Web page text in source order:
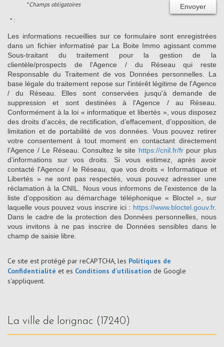
Envoyer
* Champs obligatoires
* :
Les informations recueillies sur ce formulaire sont enregistrées
dans un fichier informatisé par La Boite Immo agissant comme
Sous-traitant du traitement pour la gestion de la
clientèle/prospects de l'Agence / du Réseau qui reste
Responsable du Traitement de vos Données personnelles. La
base légale du traitement repose sur l'intérêt légitime de l'Agence
/ du Réseau. Elles sont conservées jusqu'à demande de
suppression et sont destinées à l'Agence / au Réseau.
Conformément à la loi « informatique et libertés », vous disposez
des droits d’accès, de rectification, d’effacement, d’opposition, de
limitation et de portabilité de vos données. Vous pouvez retirer
votre consentement à tout moment en contactant directement
l’Agence / Le Réseau. Consultez le site https://cnil.fr/frpour plus
d’informations sur vos droits. Si vous estimez, après avoir
contacté l'Agence / le Réseau, que vos droits « Informatique et
Libertés » ne sont pas respectés, vous pouvez adresser une
réclamation à la CNIL. Nous vous informons de l’existence de la
liste d'opposition au démarchage téléphonique « Bloctel », sur
laquelle vous pouvez vous inscrire ici : https://www.bloctel.gouv.fr.
Dans le cadre de la protection des Données personnelles, nous
vous invitons à ne pas inscrire de Données sensibles dans le
champ de saisie libre.
Ce site est protégé par reCAPTCHA, les Politiques de
Confidentialité et es Conditions d'utilisation de Google
s'appliquent.
la ville de lorignac (17240)